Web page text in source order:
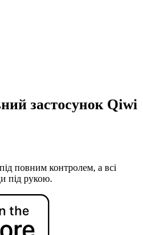
застосунок Qiwi
повним контролем, а всі
під рукою.